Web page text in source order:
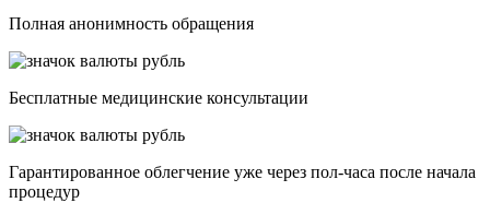
Полная анонимность обращения
Бесплатные медицинские консультации
Гарантированное облегчение уже через пол-часа после начала
процедур